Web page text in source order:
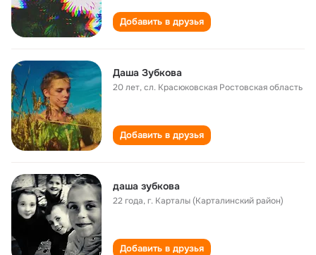
Добавить в друзья
Даша Зубкова
20 лет,сл. Красюковская Ростовская область
Добавить в друзья
даша зубкова
22 года,г. Карталы (Карталинский район)
Добавить в друзья